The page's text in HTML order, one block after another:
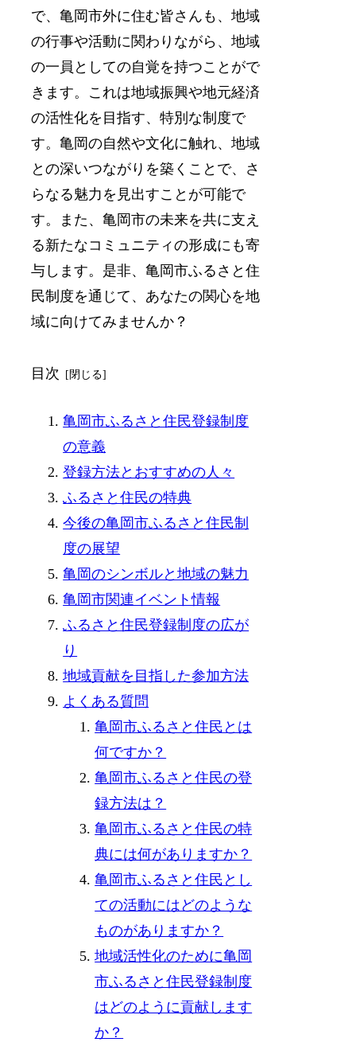
で、亀岡市外に住む皆さんも、地域
の行事や活動に関わりながら、地域
の一員としての自覚を持つことがで
きます。これは地域振興や地元経済
の活性化を目指す、特別な制度で
す。亀岡の自然や文化に触れ、地域
との深いつながりを築くことで、さ
らなる魅力を見出すことが可能で
す。また、亀岡市の未来を共に支え
る新たなコミュニティの形成にも寄
与します。是非、亀岡市ふるさと住
民制度を通じて、あなたの関心を地
域に向けてみませんか？
目次
亀岡市ふるさと住民登録制度
の意義
登録方法とおすすめの人々
ふるさと住民の特典
今後の亀岡市ふるさと住民制
度の展望
亀岡のシンボルと地域の魅力
亀岡市関連イベント情報
ふるさと住民登録制度の広が
り
地域貢献を目指した参加方法
よくある質問
亀岡市ふるさと住民とは
何ですか？
亀岡市ふるさと住民の登
録方法は？
亀岡市ふるさと住民の特
典には何がありますか？
亀岡市ふるさと住民とし
ての活動にはどのような
ものがありますか？
地域活性化のために亀岡
市ふるさと住民登録制度
はどのように貢献します
か？